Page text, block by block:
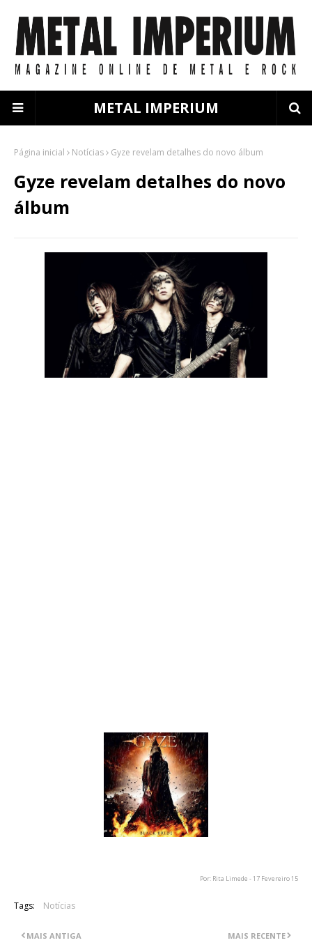
METAL IMPERIUM
Página inicial Notícias Gyze revelam detalhes do novo álbum
Gyze revelam detalhes do novo
álbum
Por: Rita Limede - 17 Fevereiro 15
Tags: Notícias
MAIS RECENTE
MAIS ANTIGA